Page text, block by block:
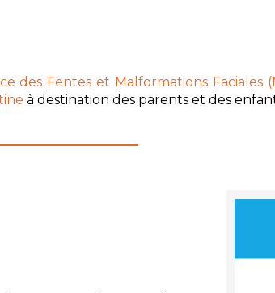
des Fentes et Malformations Faciales
à destination des parents et des